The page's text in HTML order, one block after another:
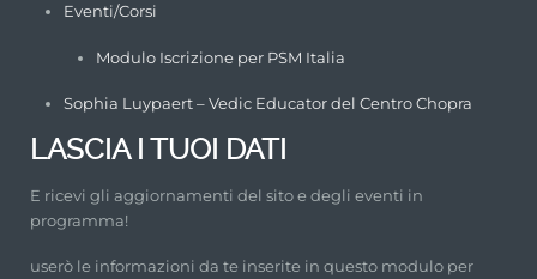
Eventi/Corsi
Modulo Iscrizione per PSM Italia
Sophia Luypaert – Vedic Educator del Centro Chopra
LASCIA I TUOI DATI
E ricevi gli aggiornamenti del sito e degli eventi in
programma!
userò le informazioni da te inserite in questo modulo per